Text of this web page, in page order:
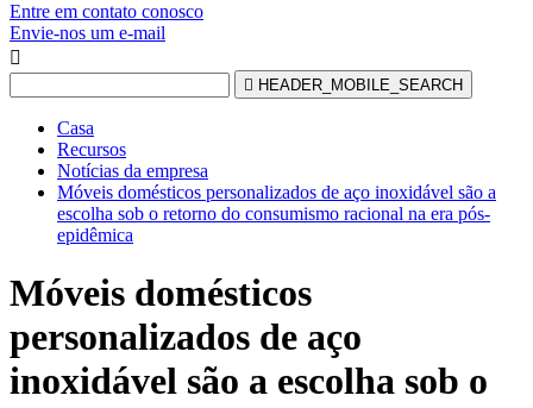
Entre em contato conosco
Envie-nos um e-mail

 HEADER_MOBILE_SEARCH
Casa
Recursos
Notícias da empresa
Móveis domésticos personalizados de aço inoxidável são a
escolha sob o retorno do consumismo racional na era pós-
epidêmica
Móveis domésticos
personalizados de aço
inoxidável são a escolha sob o